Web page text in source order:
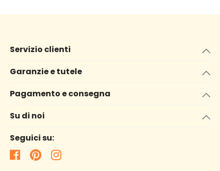
Servizio clienti
Garanzie e tutele
Pagamento e consegna
Su di noi
Seguici su: